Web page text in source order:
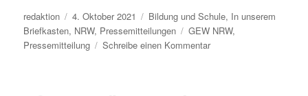
Autor
redaktion
Veröffentlicht
am
4. Oktober 2021 Kategorien
Bildung und Schule, In unserem
Briefkasten, NRW, Pressemitteilungen Schlagwörter
GEW NRW,
Pressemitteilung
Schreibe einen Kommentarzu